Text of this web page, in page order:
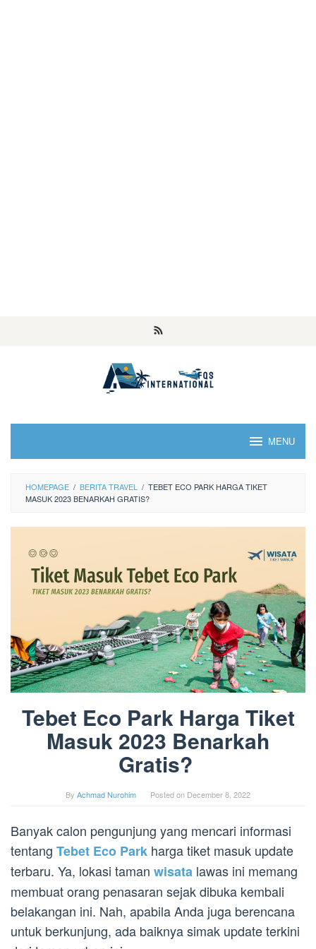
MENU
HOMEPAGE / BERITA TRAVEL / TEBET ECO PARK HARGA TIKET
MASUK 2023 BENARKAH GRATIS?
Tebet Eco Park Harga Tiket
Masuk 2023 Benarkah
Gratis?
By Achmad Nurohim Posted on December 8, 2022
Banyak calon pengunjung yang mencari informasi
tentang Tebet Eco Park harga tiket masuk update
terbaru. Ya, lokasi taman wisata lawas ini memang
membuat orang penasaran sejak dibuka kembali
belakangan ini. Nah, apabila Anda juga berencana
untuk berkunjung, ada baiknya simak update terkini